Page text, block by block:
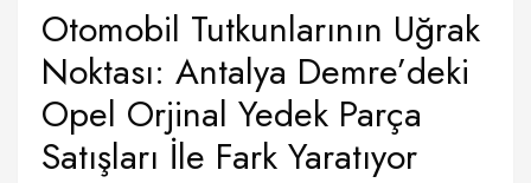
Otomobil Tutkunlarının Uğrak
Noktası: Antalya Demre’deki
Opel Orjinal Yedek Parça
Satışları İle Fark Yaratıyor